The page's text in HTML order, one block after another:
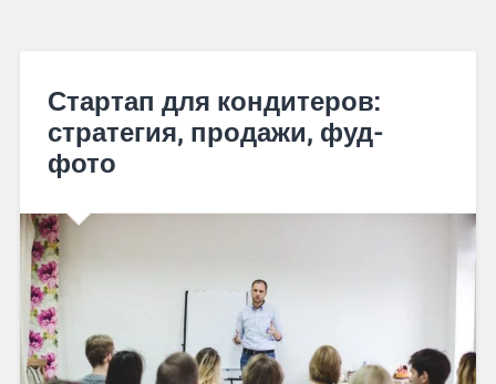
Стартап для кондитеров:
стратегия, продажи, фуд-
фото